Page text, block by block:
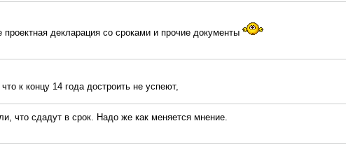
декларация со сроками и прочие документы
к концу 14 года достроить не успеют,
что сдадут в срок. Надо же как меняется мнение.